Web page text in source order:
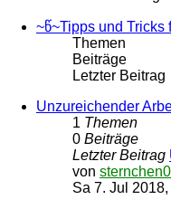
~წ~Tipps und Tricks
Themen
Beiträge
Letzter Beitrag
Unzureichender
1 Themen
0 Beiträge
Letzter Beitrag
von
Sa 7. Jul 2018,